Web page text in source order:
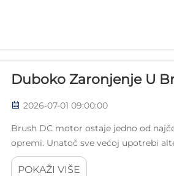
Duboko Zaronjenje U
2026-07-01 09:00:00
Brush DC motor ostaje jedno od
opremi. Unatoč sve većoj upotrebi
ekonomičnost i pouzdanost...
POKAŽI VIŠE